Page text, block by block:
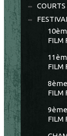
FILM
FILM
FILM
FILM